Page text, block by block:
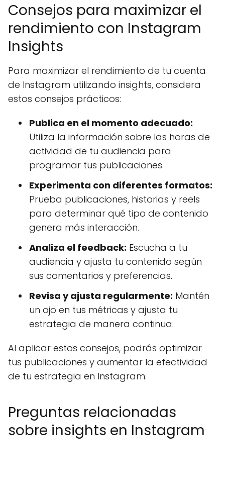
Consejos para maximizar el
rendimiento con Instagram
Insights
Para maximizar el rendimiento de tu cuenta
de Instagram utilizando insights, considera
estos consejos prácticos:
Publica en el momento adecuado:
Utiliza la información sobre las horas de
actividad de tu audiencia para
programar tus publicaciones.
Experimenta con diferentes formatos:
Prueba publicaciones, historias y reels
para determinar qué tipo de contenido
genera más interacción.
Analiza el feedback: Escucha a tu
audiencia y ajusta tu contenido según
sus comentarios y preferencias.
Revisa y ajusta regularmente: Mantén
un ojo en tus métricas y ajusta tu
estrategia de manera continua.
Al aplicar estos consejos, podrás optimizar
tus publicaciones y aumentar la efectividad
de tu estrategia en Instagram.
Preguntas relacionadas
sobre insights en Instagram